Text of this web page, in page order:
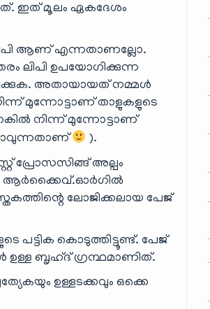
ഇത് മൂലം ഏകദേശം
ആണ് എന്നതാണല്ലോ.
ലിപി ഉപയോഗിക്കുന്ന
അതായായത് നമ്മൾ
മുന്നോട്ടാണ് താളുകളുടെ
നിന്ന് മുന്നോട്ടാണ്
).
പ്രോസസിങ്ങ് അല്പം
ആർക്കൈവ്.ഓർഗിൽ
ലോജിക്കലായ പേജ്
പട്ടിക കൊടുത്തിട്ടൂണ്ട്. പേജ്
ഉള്ള ബൃഹ്ദ് ഗ്രന്ഥമാണിത്.
ഉള്ളടക്കവും ഒക്കെ